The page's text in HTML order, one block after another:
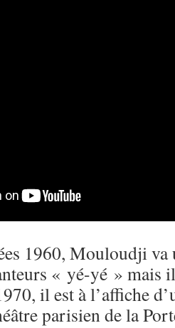
1960, Mouloudji va
« yé-yé » mais
il est à l’affiche
parisien de la